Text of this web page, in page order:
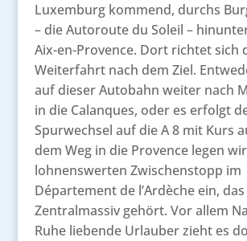
Luxemburg kommend, durchs
– die Autoroute du Soleil –
Aix-en-Provence. Dort richtet sich
Weiterfahrt nach dem Ziel.
auf dieser Autobahn weiter nach
in die Calanques, oder es erfolgt
Spurwechsel auf die A 8 mit Kurs
dem Weg in die Provence legen
lohnenswerten Zwischenstopp im
Département de l’Ardèche ein,
Zentralmassiv gehört. Vor allem
Ruhe liebende Urlauber zieht es